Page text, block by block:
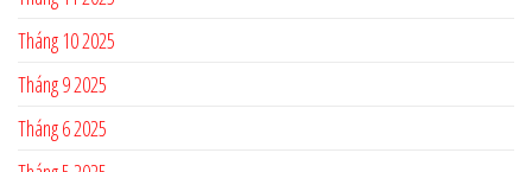
Tháng 10 2025
Tháng 9 2025
Tháng 6 2025